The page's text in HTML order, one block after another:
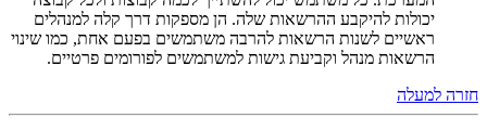
יכולות להיקבע ההרשאות שלה. הן מספקות דרך קלה למנהלים
ראשיים לשנות הרשאות להרבה משתמשים בפעם אחת, כמו שינוי
הרשאות מנהל וקביעת גישות למשתמשים לפורומים פרטיים.
חזרה למעלה